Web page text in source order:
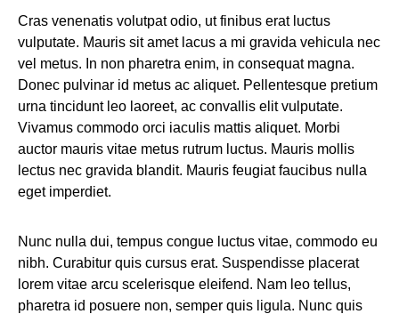
Cras venenatis volutpat odio, ut finibus erat luctus
vulputate. Mauris sit amet lacus a mi gravida vehicula nec
vel metus. In non pharetra enim, in consequat magna.
Donec pulvinar id metus ac aliquet. Pellentesque pretium
urna tincidunt leo laoreet, ac convallis elit vulputate.
Vivamus commodo orci iaculis mattis aliquet. Morbi
auctor mauris vitae metus rutrum luctus. Mauris mollis
lectus nec gravida blandit. Mauris feugiat faucibus nulla
eget imperdiet.
Nunc nulla dui, tempus congue luctus vitae, commodo eu
nibh. Curabitur quis cursus erat. Suspendisse placerat
lorem vitae arcu scelerisque eleifend. Nam leo tellus,
pharetra id posuere non, semper quis ligula. Nunc quis